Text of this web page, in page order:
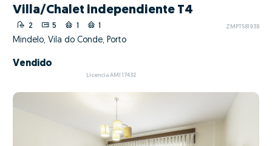
Villa/Chalet independiente T4
2 5 ZMPT581938
Mindelo, Vila do Conde, Porto
Vendido
Licencia AMI 17432